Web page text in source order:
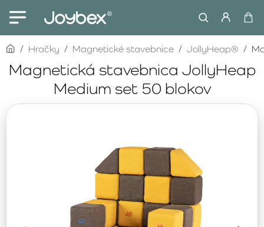
Magnetická stavebnica JollyHeap
Medium set 50 blokov
homeHračky Magnetické stavebnice JollyHeap®